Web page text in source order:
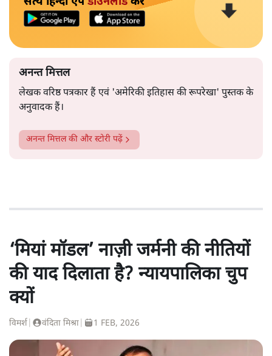
अनन्त मित्तल
लेखक वरिष्ठ पत्रकार हैं एवं 'अमेरिकी इतिहास की रूपरेखा' पुस्तक के
अनुवादक हैं।
अनन्त मित्तलकी और स्टोरी पढ़ें
‘मियां मॉडल’ नाज़ी जर्मनी की नीतियों
की याद दिलाता है? न्यायपालिका चुप
क्यों
विमर्श वंदिता मिश्रा 1 FEB, 2026